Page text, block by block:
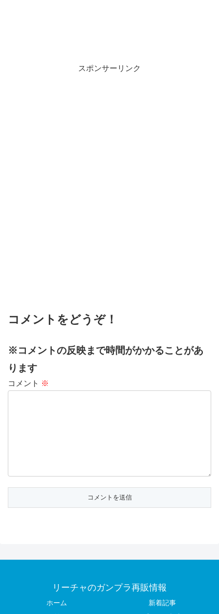
スポンサーリンク
コメントをどうぞ！
※コメントの反映まで時間がかかることがあ
ります
コメント ※
リーチャのガンプラ再販情報
ホーム
新着記事